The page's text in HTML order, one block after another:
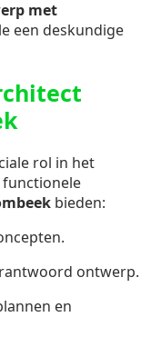
met
een deskundige
rol in het
functionele
bieden:
ontwerp.
en